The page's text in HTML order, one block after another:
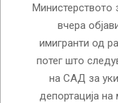
вчера
имигранти од
потег што
на САД за
депортација на